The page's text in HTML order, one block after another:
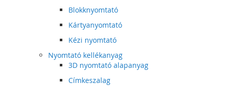
Blokknyomtató
Kártyanyomtató
Kézi nyomtató
Nyomtató kellékanyag
3D nyomtató alapanyag
Címkeszalag